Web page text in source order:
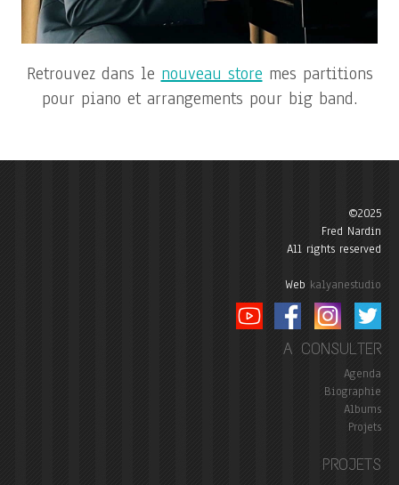
Retrouvez dans lenouveau storemes partitions
pour piano et arrangements pour big band.
©2025
Fred Nardin
All rights reserved
Web kalyanestudio
A CONSULTER
Agenda
Biographie
Albums
Projets
PROJETS